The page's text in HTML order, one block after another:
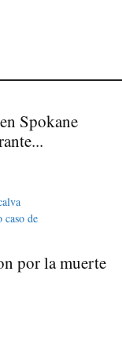
Spokane
por la muerte